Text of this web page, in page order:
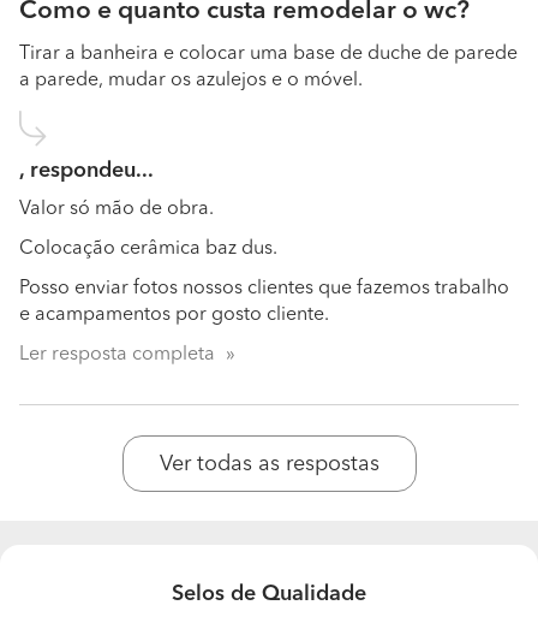
Como e quanto custa remodelar o wc?
Tirar a banheira e colocar uma base de duche de parede
a parede, mudar os azulejos e o móvel.
, respondeu...
Valor só mão de obra.
Colocação cerâmica baz dus.
Posso enviar fotos nossos clientes que fazemos trabalho
e acampamentos por gosto cliente.
Ler resposta completa
Ver todas as respostas
Selos de Qualidade